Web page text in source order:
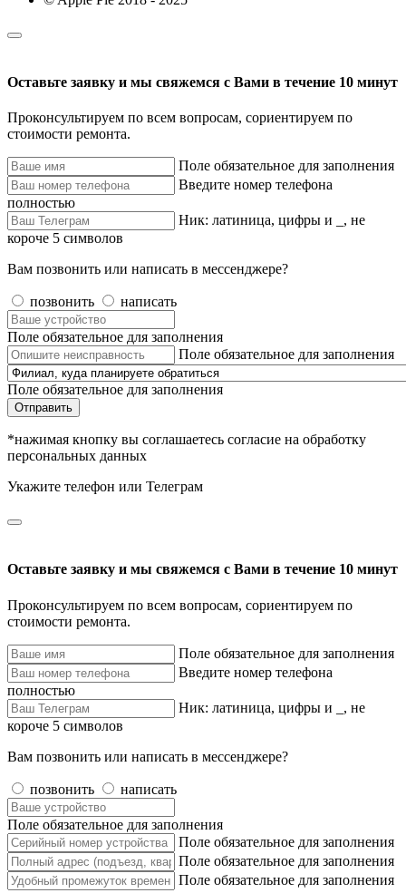
Оставьте заявку и мы свяжемся с Вами в течение 10 минут
Проконсультируем по всем вопросам, сориентируем по
стоимости ремонта.
Поле обязательное для заполнения
Введите номер телефона
полностью
Ник: латиница, цифры и _, не
короче 5 символов
Вам позвонить или написать в мессенджере?
позвонить написать
Поле обязательное для заполнения
Поле обязательное для заполнения
Поле обязательное для заполнения
Отправить
*нажимая кнопку вы соглашаетесь согласие на обработку
персональных данных
Укажите телефон или Телеграм
Оставьте заявку и мы свяжемся с Вами в течение 10 минут
Проконсультируем по всем вопросам, сориентируем по
стоимости ремонта.
Поле обязательное для заполнения
Введите номер телефона
полностью
Ник: латиница, цифры и _, не
короче 5 символов
Вам позвонить или написать в мессенджере?
позвонить написать
Поле обязательное для заполнения
Поле обязательное для заполнения
Поле обязательное для заполнения
Поле обязательное для заполнения